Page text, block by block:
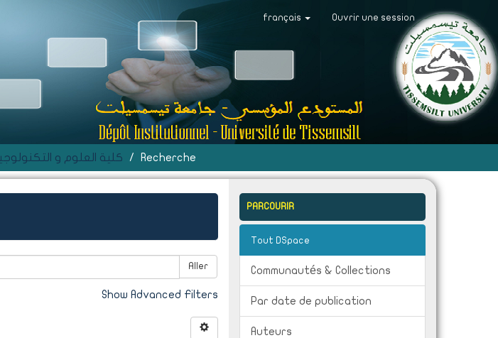
français Ouvrir une session
D- Faculté des Sciences et de la Technologie - كلية العلوم و التكنولوجيا Recherche
Aller
Show Advanced Filters
PARCOURIR
Tout DSpace
Communautés & Collections
Par date de publication
Auteurs